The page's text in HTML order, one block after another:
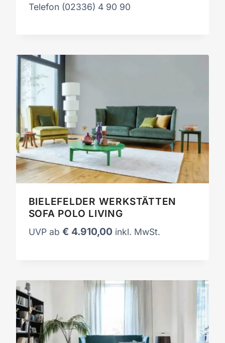
Telefon (02336) 4 90 90
BIELEFELDER WERKSTÄTTEN
SOFA POLO LIVING
UVP ab € 4.910,00 inkl. MwSt.